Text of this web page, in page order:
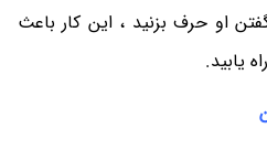
او حرف بزنید ، این کار باعث
یابید.